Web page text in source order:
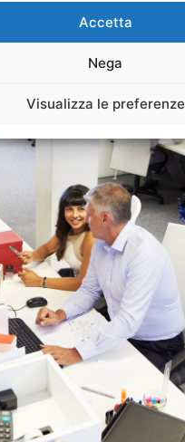
Accetta
Nega
Visualizza le preferenze